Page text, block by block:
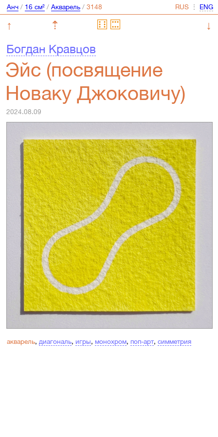
Анч/ 16 см²/ Акварель/ ⋮
↑ ⇡
↓
Богдан Кравцов
Эйс (посвящение
Новаку Джоковичу)
2024.08.09
акварель, диагональ, игры, монохром, поп-арт, симметрия